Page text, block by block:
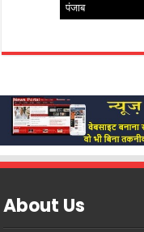
पंजाब
About Us